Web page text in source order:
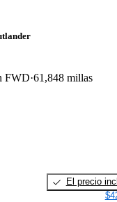
FWD 61,848 millas
El precio